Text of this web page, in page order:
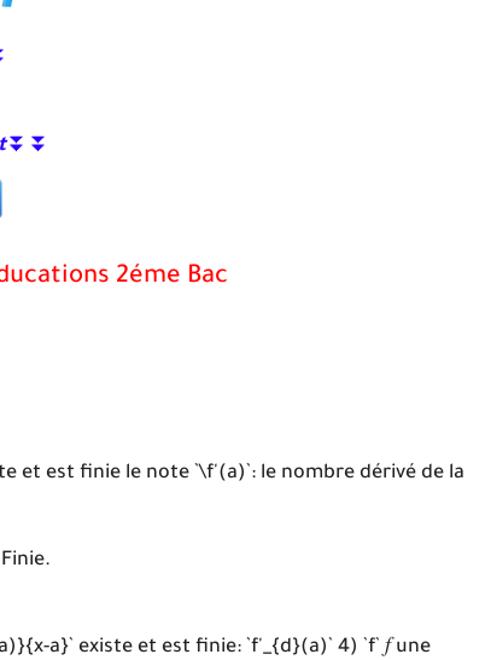
⏬⏬
2éme Bac
et est finie le note `\f'(a)`: le nombre dérivé de la
a}` existe et est finie: `f'_{d}(a)` 4) `f` 𝑓 une